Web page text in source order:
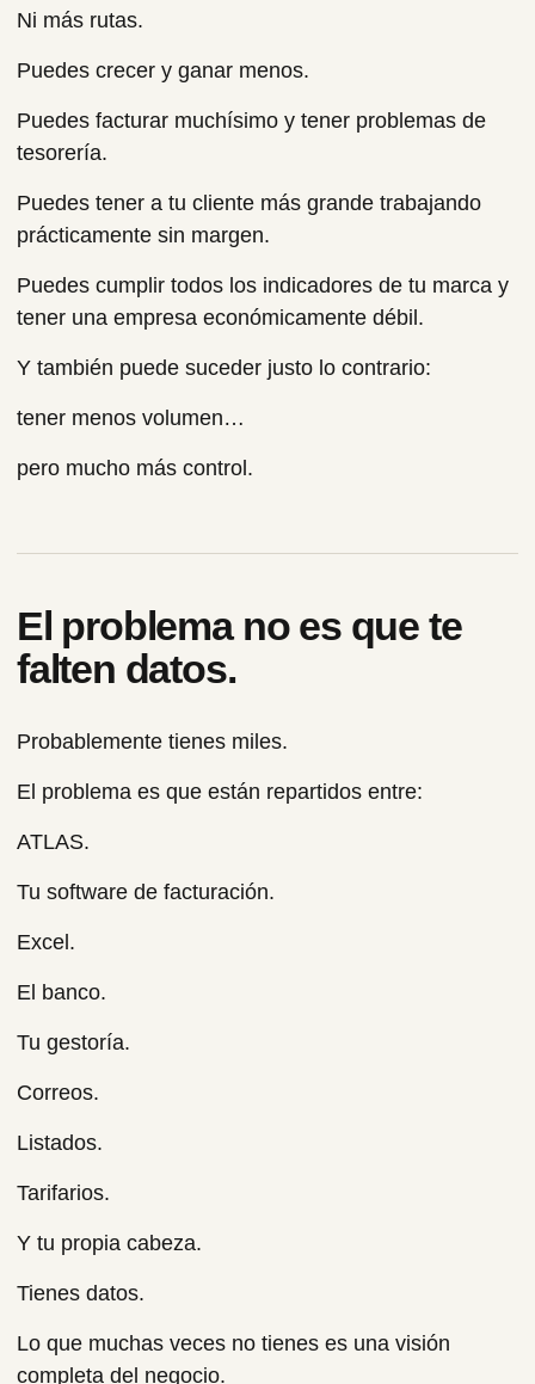
Ni más rutas.
Puedes crecer y ganar menos.
Puedes facturar muchísimo y tener problemas de
tesorería.
Puedes tener a tu cliente más grande trabajando
prácticamente sin margen.
Puedes cumplir todos los indicadores de tu marca y
tener una empresa económicamente débil.
Y también puede suceder justo lo contrario:
tener menos volumen…
pero mucho más control.
El problema no es que te
falten datos.
Probablemente tienes miles.
El problema es que están repartidos entre:
ATLAS.
Tu software de facturación.
Excel.
El banco.
Tu gestoría.
Correos.
Listados.
Tarifarios.
Y tu propia cabeza.
Tienes datos.
Lo que muchas veces no tienes es una visión
completa del negocio.